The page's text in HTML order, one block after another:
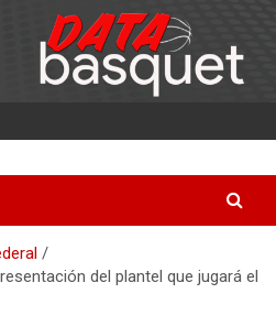
del plantel que jugará el